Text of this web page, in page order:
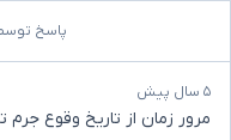
پاسخ توسط
۵ سال پیش
مرور زمان از تاریخ وقوع